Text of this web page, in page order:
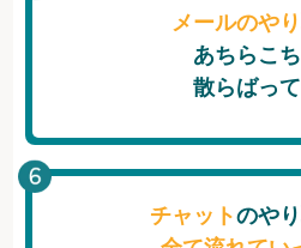
メールのや
あちらこ
散らばっ
チャットのやり